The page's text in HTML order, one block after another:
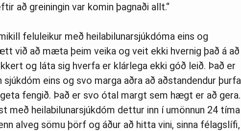
að greiningin var komin þagnaði allt.“
feluleikur með heilabilunarsjúkdóma eins og
við að mæta þeim veika og veit ekki hvernig það á að
og láta sig hverfa er klárlega ekki góð leið. Það er
sjúkdóm eins og svo marga aðra að aðstandendur þurfa
fengið. Það er svo ótal margt sem hægt er að gera.
með heilabilunarsjúkdóm dettur inn í umönnun 24 tíma
alveg sömu þörf og áður að hitta vini, sinna félagslífi,